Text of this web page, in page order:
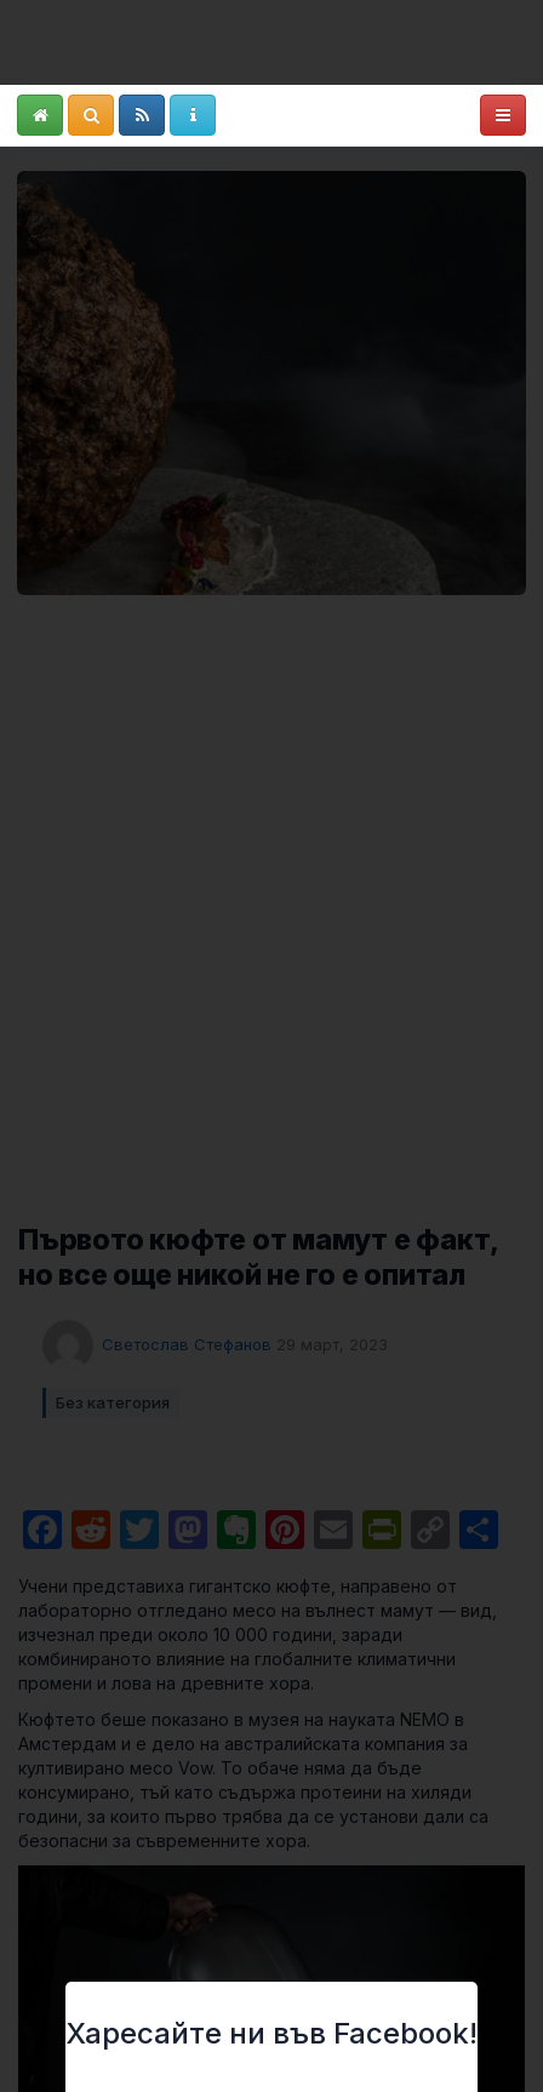
Първото кюфте от мамут е факт,
но все още никой не го е опитал
Светослав Стефанов 29 март, 2023
Без категория
Facebook
RedditTwitter
Mastodon
Evernote
Pinterest
Email
Учени представиха гигантско кюфте, направено от
лабораторно отгледано месо на вълнест мамут — вид,
изчезнал преди около 10 000 години, заради
комбинираното влияние на глобалните климатични
промени и лова на древните хора.
Кюфтето беше показано в музея на науката NEMO в
Амстердам и е дело на австралийската компания за
култивирано месо Vow. То обаче няма да бъде
консумирано, тъй като съдържа протеини на хиляди
години, за които първо трябва да се установи дали са
безопасни за съвременните хора.
Харесайте ни във Facebook!